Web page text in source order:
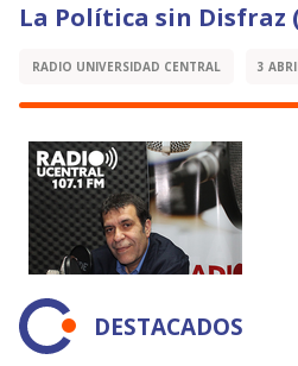
La Política sin Disfraz
RADIO UNIVERSIDAD CENTRAL 3
DESTACADOS